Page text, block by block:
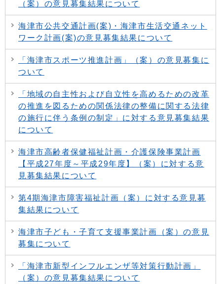
（案）の意見募集結果について
海津市公共交通計画(案)・海津市生活交通ネット
ワーク計画(案)の意見募集結果について
「海津市スポーツ推進計画」（案）の意見募集に
ついて
「地域の自主性および自立性を高めるための改革
の推進を図るための関係法律の整備に関する法律
の施行に伴う条例の制定」に対する意見募集結果
について
海津市高齢者保健福祉計画・介護保険事業計画
【平成27年度～平成29年度】（案）に対する意
見募集結果について
第4期海津市障害福祉計画（案）に対する意見募
集結果について
海津市子ども・子育て支援事業計画（案）の意見
募集について
「海津市新型インフルエンザ等対策行動計画」
（案）の意見募集結果について